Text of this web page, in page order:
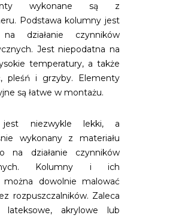
wykonane są z
Podstawa kolumny jest
działanie czynników
Jest niepodatna na
temperatury, a także
pleśń i grzyby. Elementy
są łatwe w montażu.
jest niezwykle lekki, a
wykonany z materiału
na działanie czynników
Kolumny i ich
można dowolnie malować
rozpuszczalników. Zaleca
lateksowe, akrylowe lub